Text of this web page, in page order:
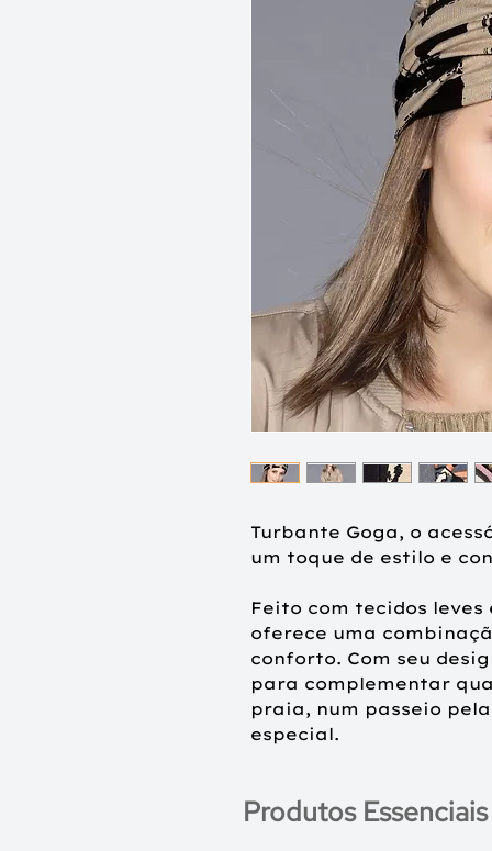
Turbante Goga, o
um toque de estilo e
Feito com tecidos
oferece uma
conforto. Com seu
para complementar
praia, num passeio
especial.
Produtos Essenciais